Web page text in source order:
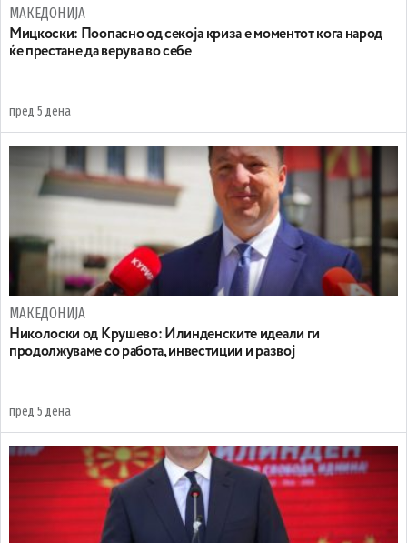
МАКЕДОНИЈА
Мицкоски: Поопасно од секоја криза е моментот кога народ
ќе престане да верува во себе
пред 5 дена
МАКЕДОНИЈА
Николоски од Крушево: Илинденските идеали ги
продолжуваме со работа, инвестиции и развој
пред 5 дена